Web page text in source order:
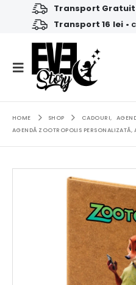
Transport Gratuit
Transport 16 lei •
HOME SHOP CADOURI,
AGENDĂ ZOOTROPOLIS PERSONALIZATĂ,